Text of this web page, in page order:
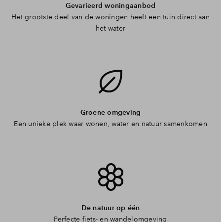
Gevarieerd woningaanbod
Het grootste deel van de woningen heeft een tuin direct aan
het water
Groene omgeving
Een unieke plek waar wonen, water en natuur samenkomen
De natuur op één
Perfecte fiets- en wandelomgeving